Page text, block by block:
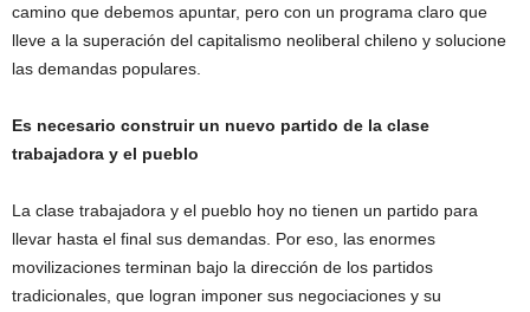
camino que debemos apuntar, pero con un programa claro que
lleve a la superación del capitalismo neoliberal chileno y solucione
las demandas populares.
Es necesario construir un nuevo partido de la clase
trabajadora y el pueblo
La clase trabajadora y el pueblo hoy no tienen un partido para
llevar hasta el final sus demandas. Por eso, las enormes
movilizaciones terminan bajo la dirección de los partidos
tradicionales, que logran imponer sus negociaciones y su